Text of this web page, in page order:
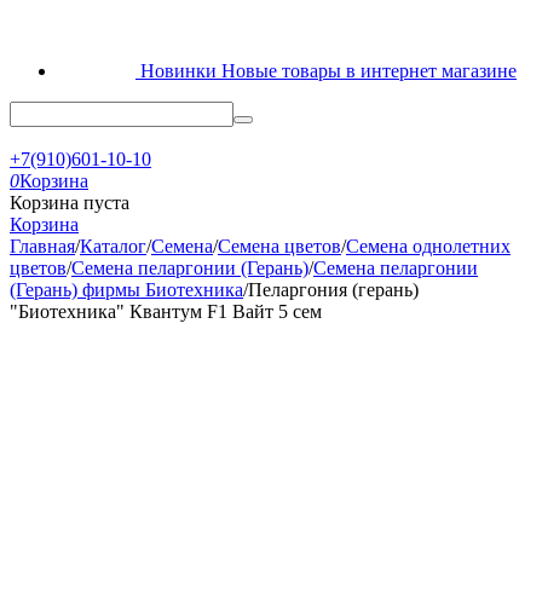
Новинки Новые товары в интернет магазине
+7(910)601-10-10
0Корзина
Корзина пуста
Корзина
Главная/Каталог/Семена/Семена цветов/Семена однолетних
цветов/Семена пеларгонии (Герань)/Семена пеларгонии
(Герань) фирмы Биотехника/Пеларгония (герань)
"Биотехника" Квантум F1 Вайт 5 сем